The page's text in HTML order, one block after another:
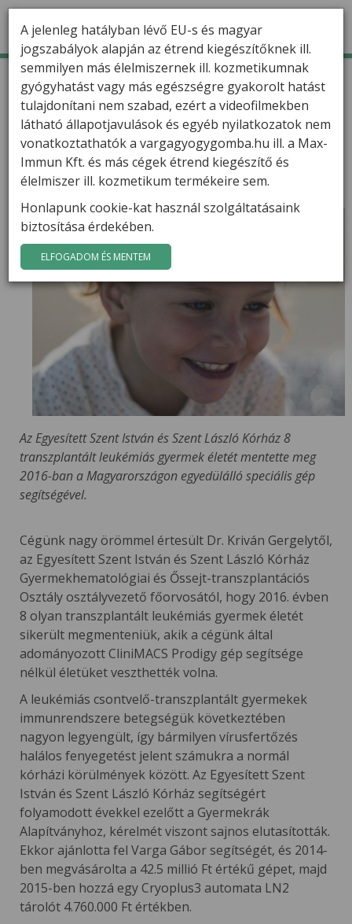
TERMÉKEK
HÍREK
VARGA GÁBOR
FILMEK
GYÓGYGOMBÁK
KAPCSOLAT
Kezdőlap
Hírek
Leukémiás gyermekek életét menti meg a Szent László
kórház
Leukémiás gyermekek életét
menti meg a Szent László
kórház
Az Egyesített Szent István és Szent László Kórház 8
transzplantált leukémiás gyermek életét mentette meg
2016-ban a Magyarországon egyedülálló speciális gép
segítségével.
Cégünk nagy örömmel értesült Dr. Kriván Gergelytől,
az Egyesített Szent István és Szent László Kórház
Gyermekhematológiai és Őssejt-transzplantációs
Osztály osztályvezető főorvosától, hogy 2016. évben
8 olyan transzplantált leukémiás gyermek életét
sikerült megmenteniük, akik a cégünk által
adományozott CliniMACS Prodigy gép segítsége
nélkül életüket veszthették volna.
A leukémiás csontvelő-transzplantált gyermekek
immunrendszere betegségük következtében
nagyon legyengült, így bármilyen vírusfertőzés
halálos fenyegetést jelent számukra a normál
kórházi körülmények között. Az Egyesített Szent
István és Szent László Kórház segítségért
folyamodott évekkel ezelőtt a Gyermekrák
Alapítványhoz, kérelmét viszont sajnos elutasították.
Ekkor ajánlotta fel Varga Gábor segítségét, és 2014-
ben megvásárolta a 42.5 millió Ft értékű gépet, majd
2015-ben hozzá egy Cryoplus3 automata LN2
tárolót 4.760.000 Ft értékben.
A jelenleg hatályban lévő EU-s és magyar
jogszabályok alapján az étrend kiegészítőknek ill.
semmilyen más élelmiszernek ill. kozmetikumnak
gyógyhatást vagy más egészségre gyakorolt hatást
tulajdonítani nem szabad, ezért a videofilmekben
látható állapotjavulások és egyéb nyilatkozatok nem
vonatkoztathatók a vargagyogygomba.hu ill. a Max-
Immun Kft. és más cégek étrend kiegészítő és
élelmiszer ill. kozmetikum termékeire sem.
Honlapunk cookie-kat használ szolgáltatásaink
biztosítása érdekében.
ELFOGADOM ÉS MENTEM